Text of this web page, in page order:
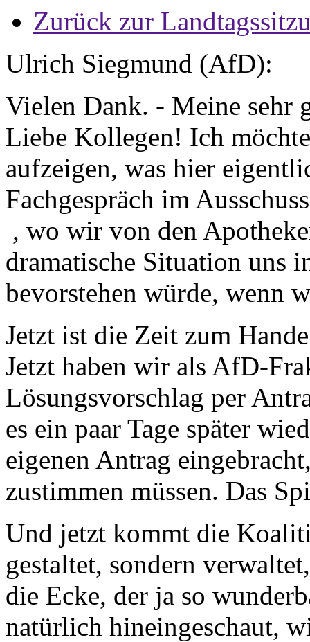
Zurück zur
Ulrich Siegmund (AfD):
Vielen Dank. - Meine sehr
Liebe Kollegen! Ich
aufzeigen, was hier
Fachgespräch im
, wo wir von den
dramatische Situation uns
bevorstehen würde, wenn
Jetzt ist die Zeit zum
Jetzt haben wir als AfD-
Lösungsvorschlag per
es ein paar Tage später
eigenen Antrag
zustimmen müssen. Das
Und jetzt kommt die
gestaltet, sondern
die Ecke, der ja so
natürlich hineingeschaut,